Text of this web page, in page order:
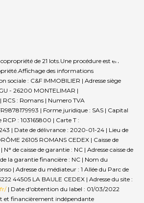
de 21 lots.Une procédure est en cours
Affichage des informations
sociale : C&F IMMOBILIER | Adresse siège
- 26200 MONTELIMAR |
RCS : Romans | Numero TVA
| Forme juridique : SAS | Capital
RCP : 103165800 | Carte T :
| Date de délivrance : 2020-01-24 | Lieu de
26105 ROMANS CEDEX | Caisse de
de caisse de garantie : NC | Adresse caisse de
la garantie financière : NC | Nom du
| Adresse du médiateur : 1 Allée du Parc de
44505 LA BAULE CEDEX | Adresse du site :
| Date d'obtention du label : 01/03/2022
et financièrement indépendante